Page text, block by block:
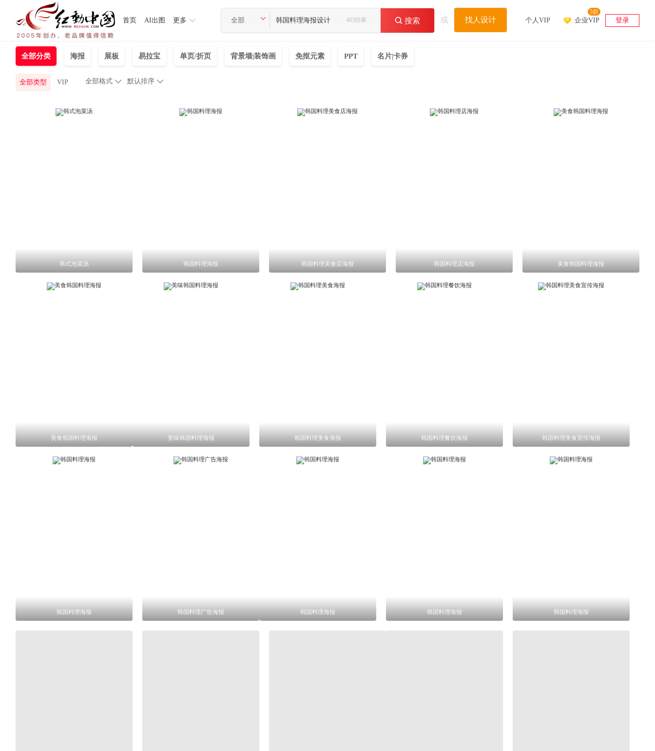
首页 AI出图 更多 全部  搜索
483结果 或 找人设计 个人VIP 企业VIP
5折
登录
全部分类 海报 展板 易拉宝 单页/折页 背景墙|装饰画 免抠元素 PPT 名片|卡券
全部类型 VIP 
全部格式 默认排序 
韩式泡菜汤 韩国料理海报 韩国料理美食店海报 韩国料理店海报 美食韩国料理海报
美食韩国料理海报 美味韩国料理海报 韩国料理美食海报 韩国料理餐饮海报 韩国料理美食宣传海报
韩国料理海报 韩国料理广告海报 韩国料理海报 韩国料理海报 韩国料理海报